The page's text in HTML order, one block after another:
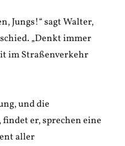
Jungs!“ sagt Walter,
„Denkt immer
im Straßenverkehr
und die
er, sprechen eine
aller